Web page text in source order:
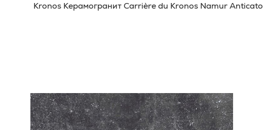
Kronos Керамогранит Carrière du Kronos Namur Anticato